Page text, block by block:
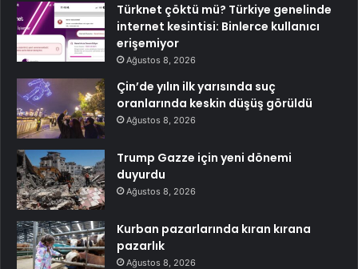
Türknet çöktü mü? Türkiye genelinde
internet kesintisi: Binlerce kullanıcı
erişemiyor
Ağustos 8, 2026
Çin’de yılın ilk yarısında suç
oranlarında keskin düşüş görüldü
Ağustos 8, 2026
Trump Gazze için yeni dönemi
duyurdu
Ağustos 8, 2026
Kurban pazarlarında kıran kırana
pazarlık
Ağustos 8, 2026